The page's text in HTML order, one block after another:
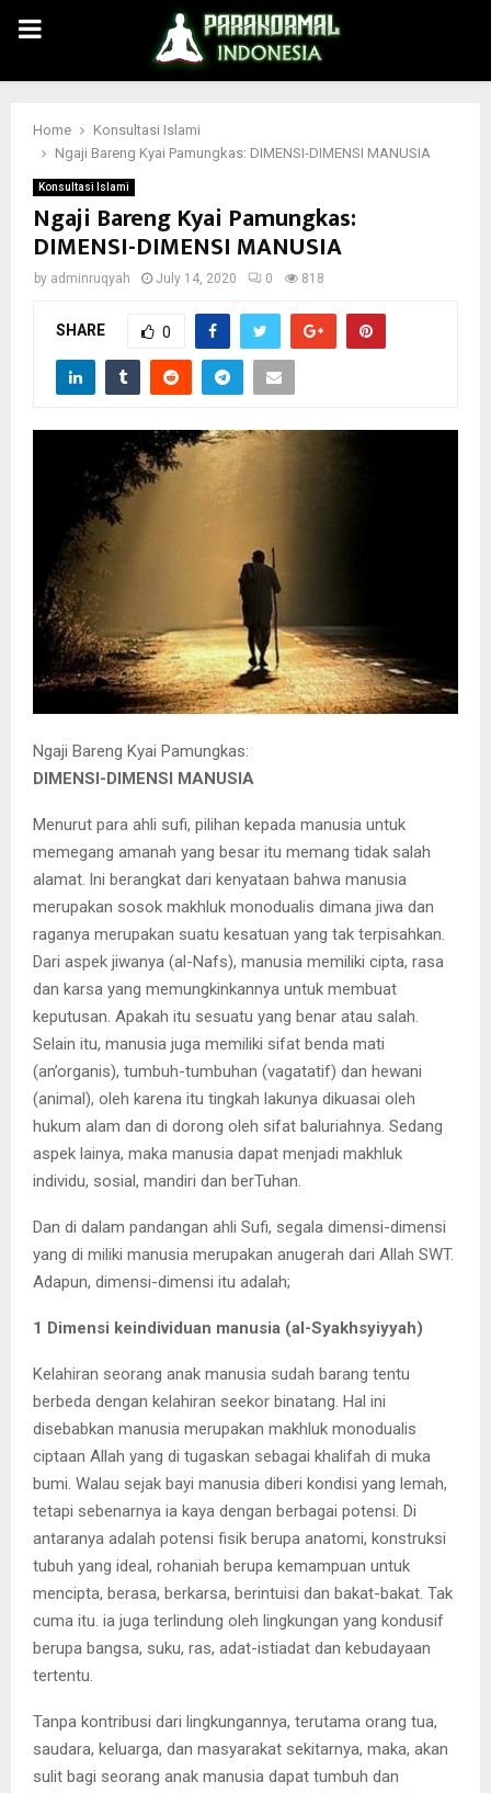
PRIMARY
MENU
Home
Konsultasi Islami
Ngaji Bareng Kyai Pamungkas: DIMENSI-DIMENSI MANUSIA
Konsultasi Islami
Ngaji Bareng Kyai Pamungkas:
DIMENSI-DIMENSI MANUSIA
by adminruqyah July 14, 2020 0 818
SHARE 0
Ngaji Bareng Kyai Pamungkas:
DIMENSI-DIMENSI MANUSIA
Menurut para ahli sufi, pilihan kepada manusia untuk
memegang amanah yang besar itu memang tidak salah
alamat. lni berangkat dari kenyataan bahwa manusia
merupakan sosok makhluk monodualis dimana jiwa dan
raganya merupakan suatu kesatuan yang tak terpisahkan.
Dari aspek jiwanya (al-Nafs), manusia memiliki cipta, rasa
dan karsa yang memungkinkannya untuk membuat
keputusan. Apakah itu sesuatu yang benar atau salah.
Selain itu, manusia juga memiliki sifat benda mati
(an’organis), tumbuh-tumbuhan (vagatatif) dan hewani
(animal), oleh karena itu tingkah lakunya dikuasai oleh
hukum alam dan di dorong oleh sifat baluriahnya. Sedang
aspek lainya, maka manusia dapat menjadi makhluk
individu, sosial, mandiri dan berTuhan.
Dan di dalam pandangan ahli Sufi, segala dimensi-dimensi
yang di miliki manusia merupakan anugerah dari Allah SWT.
Adapun, dimensi-dimensi itu adalah;
1 Dimensi keindividuan manusia (al-Syakhsyiyyah)
Kelahiran seorang anak manusia sudah barang tentu
berbeda dengan kelahiran seekor binatang. Hal ini
disebabkan manusia merupakan makhluk monodualis
ciptaan Allah yang di tugaskan sebagai khalifah di muka
bumi. Walau sejak bayi manusia diberi kondisi yang lemah,
tetapi sebenarnya ia kaya dengan berbagai potensi. Di
antaranya adalah potensi fisik berupa anatomi, konstruksi
tubuh yang ideal, rohaniah berupa kemampuan untuk
mencipta, berasa, berkarsa, berintuisi dan bakat-bakat. Tak
cuma itu. ia juga terlindung oleh lingkungan yang kondusif
berupa bangsa, suku, ras, adat-istiadat dan kebudayaan
tertentu.
Tanpa kontribusi dari lingkungannya, terutama orang tua,
saudara, keluarga, dan masyarakat sekitarnya, maka, akan
sulit bagi seorang anak manusia dapat tumbuh dan